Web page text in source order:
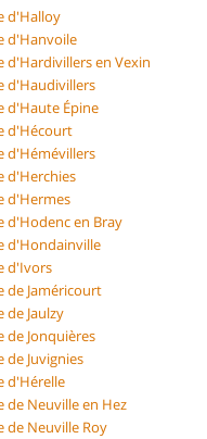
d'Halloy
d'Hanvoile
d'Hardivillers en Vexin
d'Haudivillers
d'Haute Épine
d'Hécourt
d'Hémévillers
d'Herchies
d'Hermes
d'Hodenc en Bray
d'Hondainville
d'Ivors
de Jaméricourt
de Jaulzy
de Jonquières
de Juvignies
d'Hérelle
de Neuville en Hez
de Neuville Roy